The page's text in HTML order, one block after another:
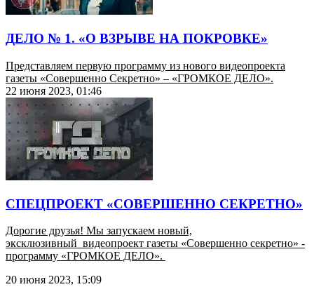
ДЕЛО № 1. «О ВЗРЫВЕ НА ПОКРОВКЕ»
Представляем первую программу из нового видеопроекта
газеты «Совершенно Секретно» – «ГРОМКОЕ ДЕЛО».
22 июня 2023, 01:46
СПЕЦПРОЕКТ «СОВЕРШЕННО СЕКРЕТНО»
Дорогие друзья! Мы запускаем новый,
эксклюзивный видеопроект газеты «Совершенно секретно» -
программу «ГРОМКОЕ ДЕЛО».
20 июня 2023, 15:09